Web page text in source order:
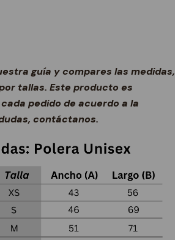
guía y compares las medidas,
tallas. Este producto es
pedido de acuerdo a la
contáctanos.